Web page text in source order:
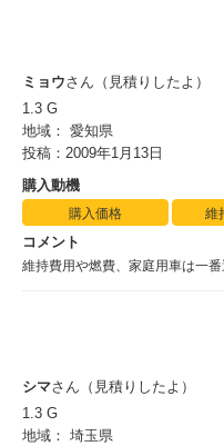
ミョウさん（見積りしたよ）
1.3 G
地域： 愛知県
投稿：2009年1月13日
購入動機
購入価格 維
コメント
維持費用や燃費、家庭用車は一
シマさん（見積りしたよ）
1.3 G
地域： 埼玉県